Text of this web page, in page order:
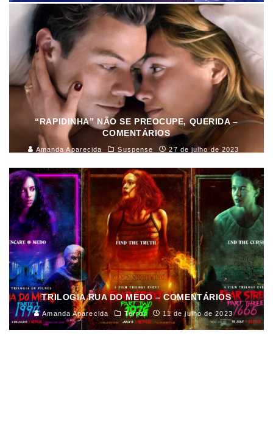
“RAPIDINHA” NÃO SE PREOCUPE, QUERIDA –
COMENTÁRIOS
Amanda Aparecida Suspense 27 de julho de 2023
TRILOGIA RUA DO MEDO – COMENTÁRIOS
Amanda Aparecida Terror 11 de julho de 2023